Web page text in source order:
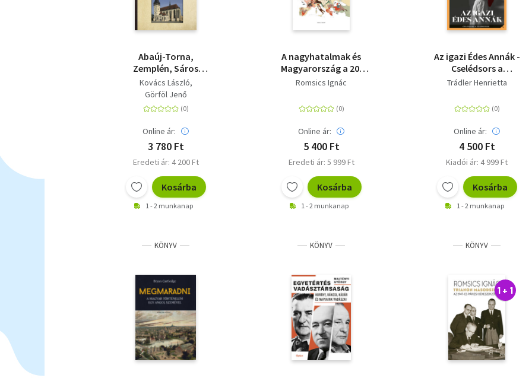
Abaúj-Torna,
Zemplén, Sáros
vármegye középkori
templomai
Kovács László
Görföl Jenő
Online ár:
3 780 Ft
Eredeti ár: 4 200 Ft
Kosárba
1 - 2 munkanap
A nagyhatalmak és
Magyarország a 20.
században
Romsics Ignác
Online ár:
5 400 Ft
Eredeti ár: 5 999 Ft
Kosárba
1 - 2 munkanap
Az igazi Édes Annák -
Cselédsors a
fővárosban
Trádler Henrietta
Online ár:
4 500 Ft
Kiadói ár: 4 999 Ft
Kosárba
1 - 2 munkanap
KÖNYV KÖNYV KÖNYV
1 + 1